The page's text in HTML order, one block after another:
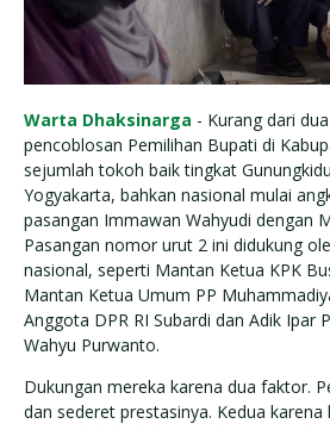
Warta Dhaksinarga - Kurang dari
pencoblosan Pemilihan Bupati di
sejumlah tokoh baik tingkat
Yogyakarta, bahkan nasional mulai
pasangan Immawan Wahyudi dengan
Pasangan nomor urut 2 ini didukung
nasional, seperti Mantan Ketua KPK
Mantan Ketua Umum PP
Anggota DPR RI Subardi dan Adik Ipar
Wahyu Purwanto.
Dukungan mereka karena dua faktor.
dan sederet prestasinya. Kedua karena